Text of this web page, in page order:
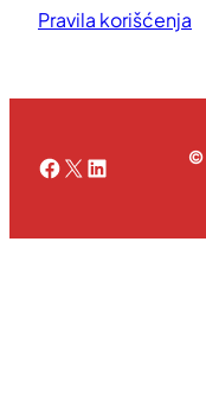
Pravila korišćenja
Facebook
X LinkedIn©